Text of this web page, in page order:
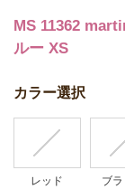
MS 11362
ルー XS
カラー選択
レッド ブラ